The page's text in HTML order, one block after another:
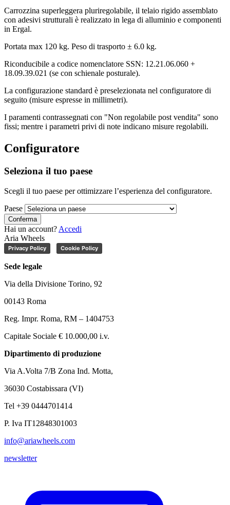
Carrozzina superleggera pluriregolabile, il telaio rigido assemblato
con adesivi strutturali è realizzato in lega di alluminio e componenti
in Ergal.
Portata max 120 kg. Peso di trasporto ± 6.0 kg.
Riconducibile a codice nomenclatore SSN: 12.21.06.060 +
18.09.39.021 (se con schienale posturale).
La configurazione standard è preselezionata nel configuratore di
seguito (misure espresse in millimetri).
I paramenti contrassegnati con "Non regolabile post vendita" sono
fissi; mentre i parametri privi di note indicano misure regolabili.
Configuratore
Seleziona il tuo paese
Scegli il tuo paese per ottimizzare l’esperienza del configuratore.
Paese
Conferma
Hai un account? Accedi
Aria Wheels
Privacy Policy Cookie Policy
Sede legale
Via della Divisione Torino, 92
00143 Roma
Reg. Impr. Roma, RM – 1404753
Capitale Sociale € 10.000,00 i.v.
Dipartimento di produzione
Via A.Volta 7/B Zona Ind. Motta,
36030 Costabissara (VI)
Tel +39 0444701414
P. Iva IT12848301003
info@ariawheels.com
newsletter